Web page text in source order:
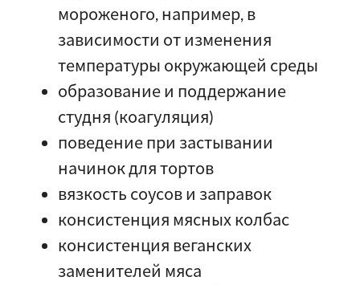
мороженого, например, в
зависимости от изменения
температуры окружающей среды
образование и поддержание
студня (коагуляция)
поведение при застывании
начинок для тортов
вязкость соусов и заправок
консистенция мясных колбас
консистенция веганских
заменителей мяса